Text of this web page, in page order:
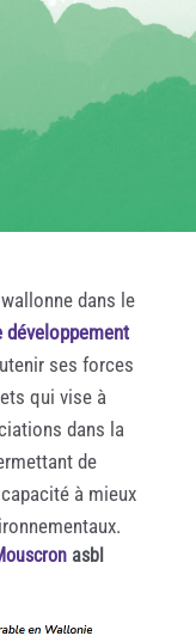
dans le
développement
ses forces
qui vise à
dans la
de
à mieux
asbl